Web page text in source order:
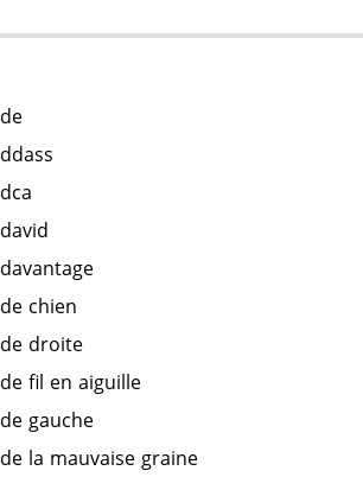
de
ddass
dca
david
davantage
de chien
de droite
de fil en aiguille
de gauche
de la mauvaise graine